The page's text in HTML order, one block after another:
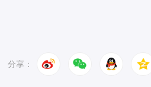
分享：